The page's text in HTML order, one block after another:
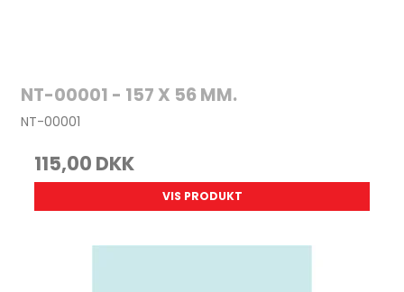
NT-00001 - 157 X 56 MM.
NT-00001
115,00 DKK
VIS PRODUKT